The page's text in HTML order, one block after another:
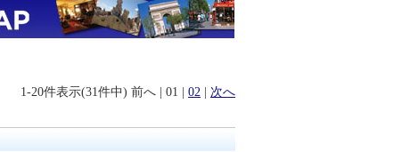
1-20件表示(31件中) 前へ | 01 | 02 | 次へ